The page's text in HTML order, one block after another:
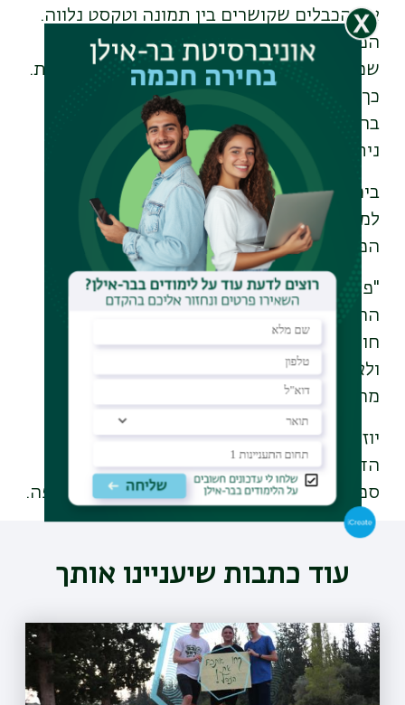
את הכבלים שקושרים בין תמונה וטקסט נלווה.
הפירוק שלהם מאפשר לייצר מקבצים חדשים,
שמאפשרים קריאות חדשות, משמעויות חדשות.
כך מתגלים סיפורים חדשים, שאינם קשורים
בהכרח ל'סיפור' המקורי של האלבום. לאופן
ניתוח זה קראנו Distant Reading".
בימים אלה עמלות החוקרות להגשת בקשות
למענקים כדי לקבל תקצוב להמשך יישומו של
הפרויקט.
"פרויקט מסוג זה מדגים את התהליך שמדעי
הרוח עוברים – תהליך שכולל טיפול בכמויות
חומר גדולות מבעבר, ומחקרים שהם כמותיים
ולא רק איכותניים. וכל זאת, מבלי לוותר על
מחקר טיפוסי של מדעי הרוח הקלאסיים".
יוזמי התחרות הם מעבדת אליהו למדעי הרוח
הדיגיטליים באוניברסיטת בחיפה, בשיתוף
ספריית יונס וסוראיה נזריאן באוניברסיטת חיפה.
עוד כתבות שיעניינו אותך